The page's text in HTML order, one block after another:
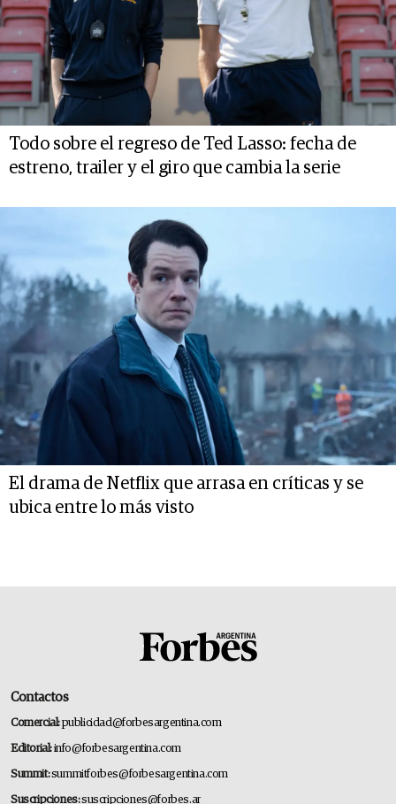
Todo sobre el regreso de Ted Lasso: fecha de
estreno, trailer y el giro que cambia la serie
El drama de Netflix que arrasa en críticas y se
ubica entre lo más visto
Contactos
Comercial:publicidad@forbesargentina.com
Editorial:info@forbesargentina.com
Summit:summitforbes@forbesargentina.com
Suscripciones:suscripciones@forbes.ar